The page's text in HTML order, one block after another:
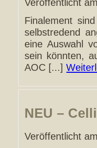
Finalement
selbstredend
eine Auswahl
sein könnten,
AOC [...]
NEU –
Veröffentlicht